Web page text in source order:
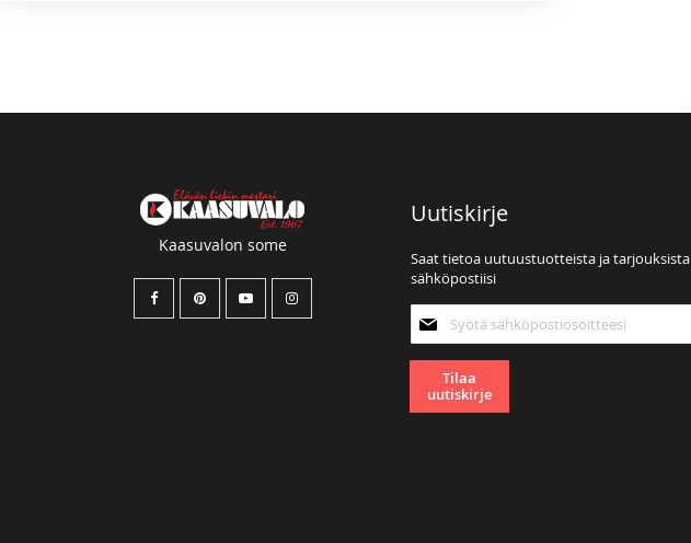
Kaasuvalon some
Uutiskirje
Saat tietoa uutuustuotteista ja tarjouksista
sähköpostiisi
uutiskirjeemme:
Tilaa
uutiskirje